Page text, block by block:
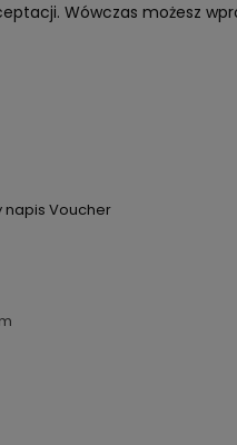
Wówczas możesz
napis Voucher